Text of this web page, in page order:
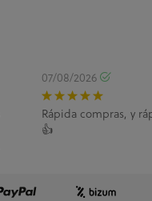
07/08/2026
Rápida compras, y
👍